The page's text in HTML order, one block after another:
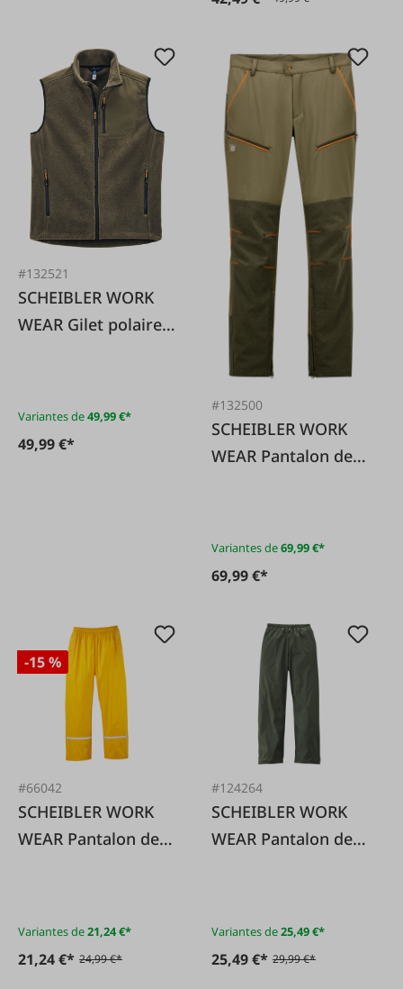
#132521
SCHEIBLER WORK
WEAR Gilet polaire
Variantes de49,99 €*
49,99 €*
#132500
SCHEIBLER WORK
WEAR Pantalon de
Variantes de69,99 €*
69,99 €*
-15 %
#66042
SCHEIBLER WORK
WEAR Pantalon de
Variantes de21,24 €*
21,24 €* 24,99 €*
#124264
SCHEIBLER WORK
WEAR Pantalon de
Variantes de25,49 €*
25,49 €* 29,99 €*